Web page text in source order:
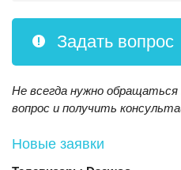
Задать вопрос
Не всегда нужно
вопрос и получить
Новые заявки